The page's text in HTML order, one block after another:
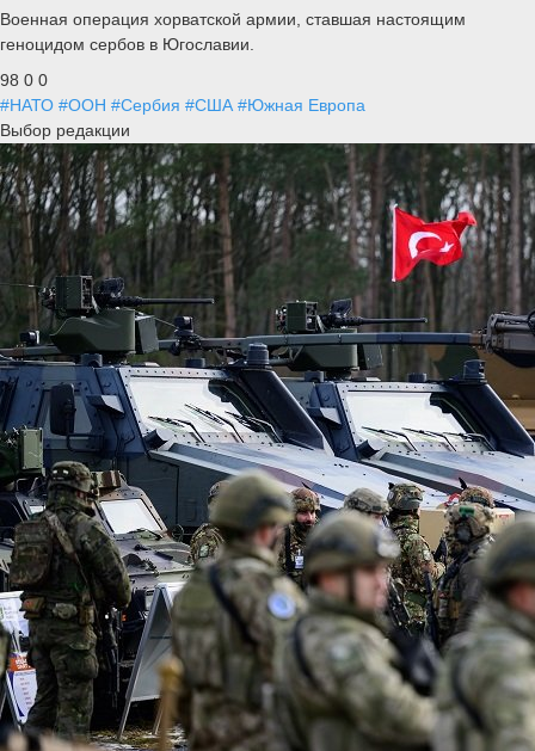
Военная операция хорватской армии, ставшая настоящим
геноцидом сербов в Югославии.
98 0 0
#НАТО #ООН #Сербия #США #Южная Европа
Выбор редакции